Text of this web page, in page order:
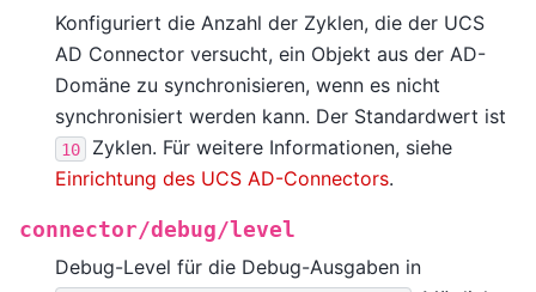
Konfiguriert die Anzahl der Zyklen, die der UCS
AD Connector versucht, ein Objekt aus der AD-
Domäne zu synchronisieren, wenn es nicht
synchronisiert werden kann. Der Standardwert ist
10
Zyklen. Für weitere Informationen, siehe
Einrichtung des UCS AD-Connectors.
connector/debug/level
Debug-Level für die Debug-Ausgaben in